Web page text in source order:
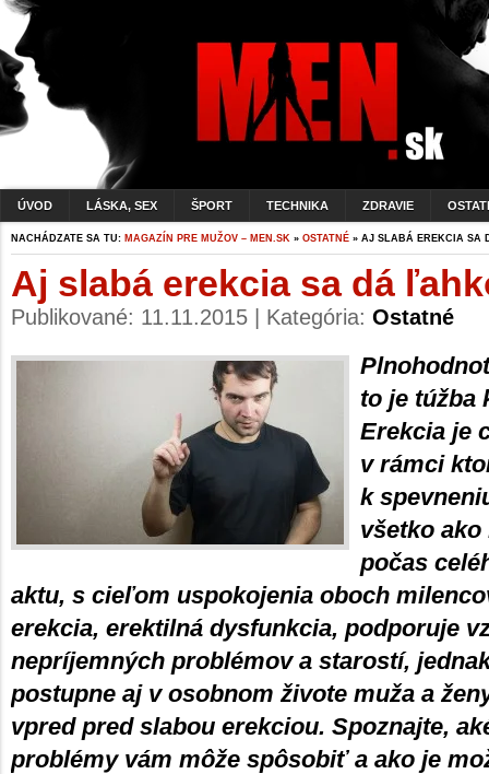
ÚVOD LÁSKA, SEX ŠPORT TECHNIKA ZDRAVIE
NACHÁDZATE SA TU: MAGAZÍN PRE MUŽOV – MEN.SK » OSTATNÉ » AJ SLABÁ EREKCIA SA
Aj slabá erekcia sa dá
Publikované: 11.11.2015 | Kategória: Ostatné
to je túžba
Erekcia je
v rámci
k
všetko
počas
aktu, s cieľom uspokojenia oboch
erekcia, erektilná dysfunkcia, podporuje
nepríjemných problémov a starostí,
postupne aj v osobnom živote muža a
vpred pred slabou erekciou. Spoznajte,
problémy vám môže spôsobiť a ako je